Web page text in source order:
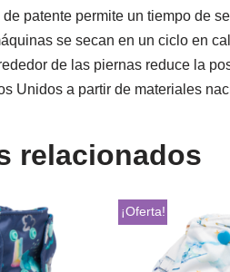
patente permite un tiempo de
se secan en un ciclo en
de las piernas reduce la
Unidos a partir de materiales
relacionados
¡Oferta!